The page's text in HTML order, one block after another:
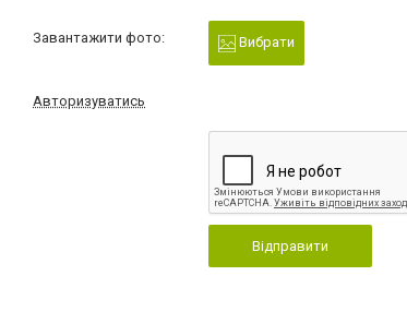
Завантажити фото: Вибрати
Авторизуватись
Відправити